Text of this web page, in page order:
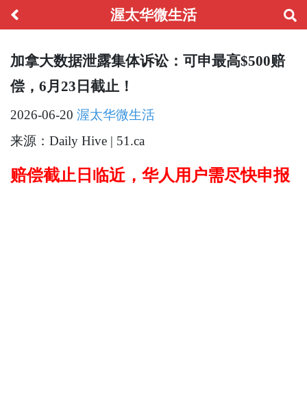
渥太华微生活
加拿大数据泄露集体诉讼：可申最高$500赔
偿，6月23日截止！
2026-06-20 渥太华微生活
来源：Daily Hive | 51.ca
赔偿截止日临近，华人用户需尽快申报